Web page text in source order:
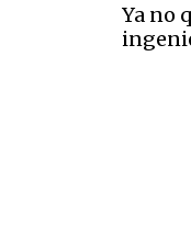
Ya no